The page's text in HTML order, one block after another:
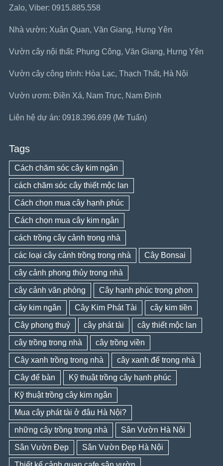
Zalo, Viber: 0915.885.558
Nhà vườn: Xuân Quan, Văn Giang, Hưng Yên
Vườn cây nội thất: Phụng Công, Văn Giang, Hưng Yên
Vườn cây công trình: Hòa Lạc, Thạch Thất, Hà Nội
Vườn ươm: Điền Xá, Nam Trực, Nam Định
Liên hệ dự án: 0918.396.699 (Mr Tuấn)
Tags
Cách chăm sóc cây kim ngân
cách chăm sóc cây thiết mộc lan
Cách chọn mua cây hạnh phúc
Cách chọn mua cây kim ngân
cách trồng cây cảnh trong nhà
các loại cây cảnh trồng trong nhà Cây Bonsai
cây cảnh phong thủy trong nhà
cây cảnh văn phòng Cây hạnh phúc trong phon
cây kim ngân Cây Kim Phát Tài cây kim tiền
Cây phong thuỷ cây phát tài cây thiết mộc lan
cây trồng trong nhà cây trồng viền
Cây xanh trồng trong nhà cây xanh để trong nhà
Cây để bàn Kỹ thuật trồng cây hạnh phúc
Kỹ thuật trồng cây kim ngân
Mua cây phát tài ở đâu Hà Nội?
những cây trồng trong nhà Sân Vườn Hà Nội
Sân Vườn Đẹp Sân Vườn Đẹp Hà Nội